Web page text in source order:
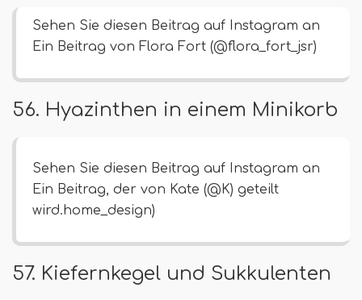
Sehen Sie diesen Beitrag auf Instagram an
Ein Beitrag von Flora Fort (@flora_fort_jsr)
56. Hyazinthen in einem Minikorb
Sehen Sie diesen Beitrag auf Instagram an
Ein Beitrag, der von Kate (@K) geteilt
wird.home_design)
57. Kiefernkegel und Sukkulenten